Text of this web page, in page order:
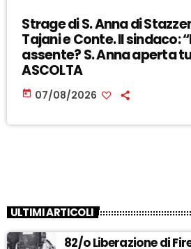
Strage di S. Anna di
Tajani e Conte. Il sindaco:
assente? S. Anna aperta
ASCOLTA
today 07/08/2026
ULTIMI ARTICOLI
82/o Liberazione di